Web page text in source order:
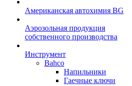
Американская автохимия BG
Аэрозольная продукция
собственного производства
Инструмент
Bahco
Напильники
Гаечные ключи